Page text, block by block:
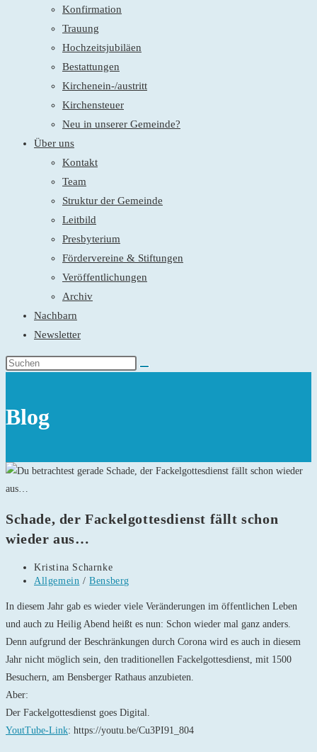
Konfirmation
Trauung
Hochzeitsjubiläen
Bestattungen
Kirchenein-/austritt
Kirchensteuer
Neu in unserer Gemeinde?
Über uns
Kontakt
Team
Struktur der Gemeinde
Leitbild
Presbyterium
Fördervereine & Stiftungen
Veröffentlichungen
Archiv
Nachbarn
Newsletter
Blog
Schade, der Fackelgottesdienst fällt schon
wieder aus…
Beitrags-
Autor:
Kristina Scharnke
Beitrags-
Allgemein / Bensberg
In diesem Jahr gab es wieder viele Veränderungen im öffentlichen Leben
und auch zu Heilig Abend heißt es nun: Schon wieder mal ganz anders.
Denn aufgrund der Beschränkungen durch Corona wird es auch in diesem
Jahr nicht möglich sein, den traditionellen Fackelgottesdienst, mit 1500
Besuchern, am Bensberger Rathaus anzubieten.
Aber:
Der Fackelgottesdienst goes Digital.
YoutTube-Link: https://youtu.be/Cu3PI91_804